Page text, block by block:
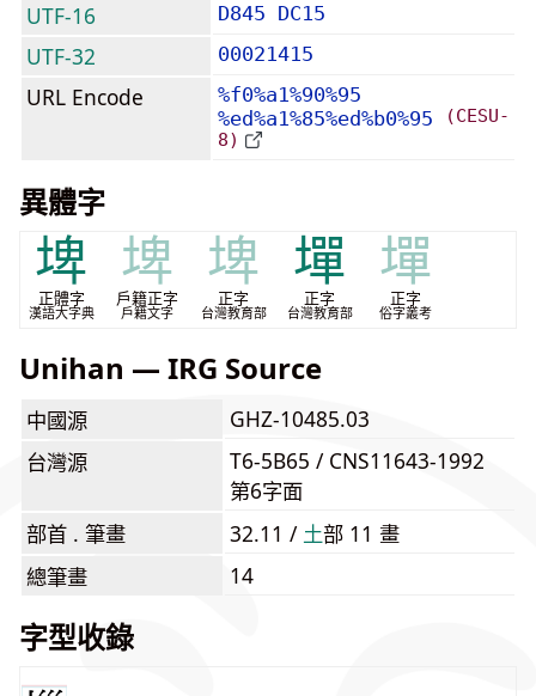
UTF-16 D845 DC15
UTF-32 00021415
URL Encode
%f0%a1%90%95
%ed%a1%85%ed%b0%95
(CESU-
8)
異體字
埤
正體字
漢語大字典
埤
戶籍正字
戶籍文字
埤
正字
台灣教育部
墠
正字
台灣教育部
墠
正字
俗字叢考
Unihan — IRG Source
中國源
GHZ-10485.03
台灣源
T6-5B65 / CNS11643-1992
第6字面
部首 . 筆畫
32.11 / ⼟部 11 畫
總筆畫
14
字型收錄